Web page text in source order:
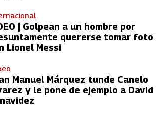
| Golpean a un hombre por
quererse tomar foto
Lionel Messi
Manuel Márquez tunde Canelo
y le pone de ejemplo a David